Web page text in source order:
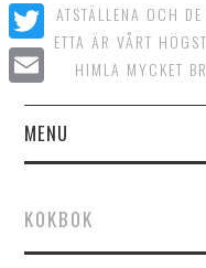
MATSTÄLLENA OCH
DETTA ÄR VÅRT
HIMLA MYCKET
MENU
HIMLAGRÖNT
KOKBOK
Pinterest
Twitter
Email